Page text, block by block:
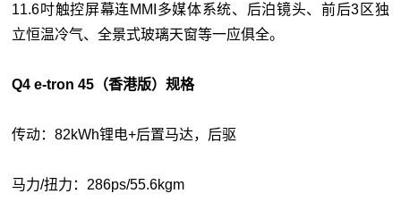
11.6吋触控屏幕连MMI多媒体系统、后泊镜头、前后3区独
立恒温冷气、全景式玻璃天窗等一应俱全。
Q4 e-tron 45（香港版）规格
传动：82kWh锂电+后置马达，后驱
马力/扭力：286ps/55.6kgm